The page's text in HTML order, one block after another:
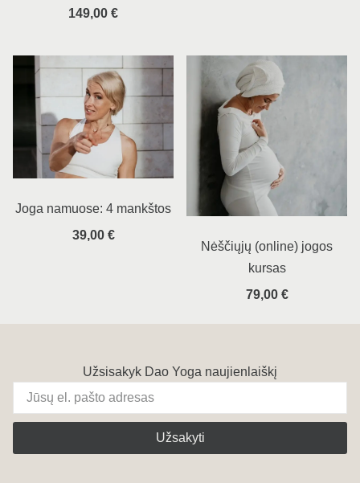
149,00 €
Joga namuose: 4 mankštos
39,00 €
Nėščiųjų (online) jogos
kursas
79,00 €
Užsisakyk Dao Yoga naujienlaiškį
Užsakyti